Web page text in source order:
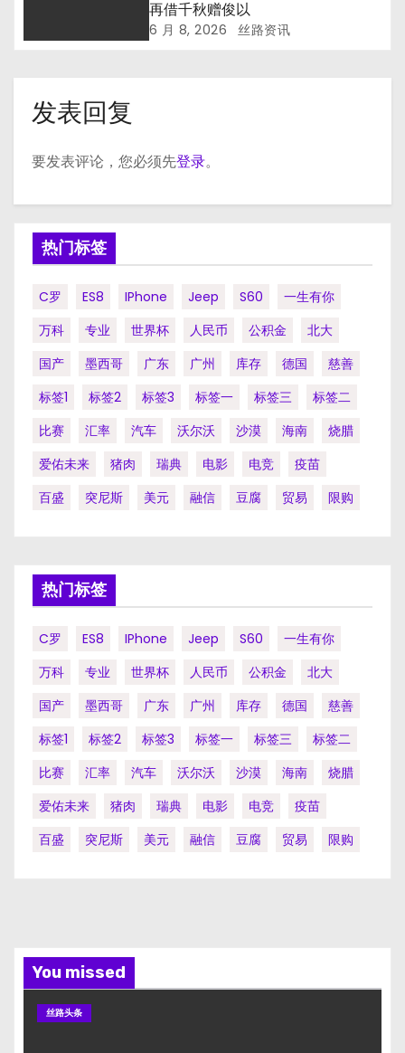
再借千秋赠俊以
6 月 8, 2026 丝路资讯
发表回复
要发表评论，您必须先登录。
热门标签
C罗 ES8 IPhone Jeep S60
一生有你
万科
专业 世界杯 人民币 公积金
北大
国产
墨西哥 广东 广州 库存 德国
慈善
标签1
标签2 标签3 标签一 标签三
标签二
比赛
汇率 汽车 沃尔沃 沙漠 海南
烧腊
爱佑未来
猪肉 瑞典 电影 电竞
疫苗
百盛
突尼斯 美元 融信 豆腐 贸易 限购
热门标签
C罗 ES8 IPhone Jeep S60
一生有你
万科
专业 世界杯 人民币 公积金
北大
国产
墨西哥 广东 广州 库存 德国
慈善
标签1
标签2 标签3 标签一 标签三
标签二
比赛
汇率 汽车 沃尔沃 沙漠 海南
烧腊
爱佑未来
猪肉 瑞典 电影 电竞
疫苗
百盛
突尼斯 美元 融信 豆腐 贸易 限购
You missed
丝路头条